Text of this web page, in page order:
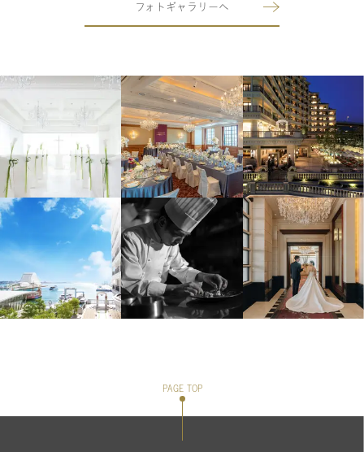
フォトギャラリーへ
PAGE TOP